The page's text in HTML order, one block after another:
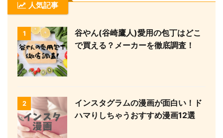
人気記事
1
谷やん(谷崎鷹人)愛用の包丁はどこ
で買える？メーカーを徹底調査！
2
インスタグラムの漫画が面白い！ド
ハマりしちゃうおすすめ漫画12選